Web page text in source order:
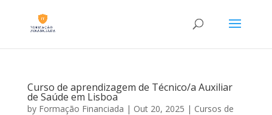
Curso de aprendizagem de Técnico/a Auxiliar
de Saúde em Lisboa
by Formação Financiada | Out 20, 2025 | Cursos de